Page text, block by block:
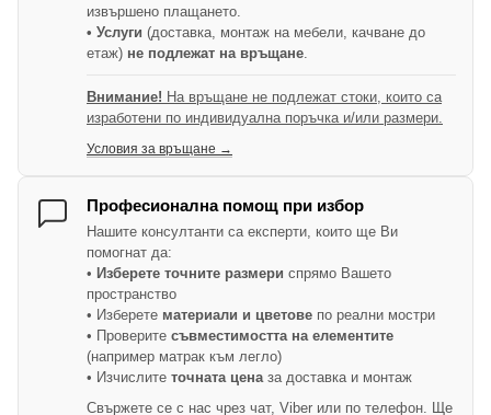
извършено плащането.
• Услуги (доставка, монтаж на мебели, качване до
етаж) не подлежат на връщане
Внимание! На връщане не подлежат стоки, които са
изработени по индивидуална поръчка и/или размери.
Условия за връщане →
Професионална помощ при избор
Нашите консултанти са експерти, които ще Ви
помогнат да:
• Изберете точните размери спрямо Вашето
пространство
• Изберете материали и цветове по реални мостри
• Проверите съвместимостта на елементите
(например матрак към легло)
• Изчислите точната цена за доставка и монтаж
Свържете се с нас чрез чат, Viber или по телефон. Ще